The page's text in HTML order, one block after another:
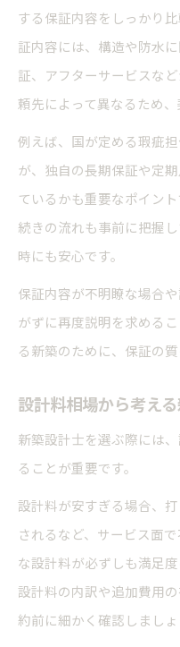
する保証内容をしっかり
証内容には、構造や防水
証、アフターサービスな
頼先によって異なるため
例えば、国が定める瑕疵
が、独自の長期保証や定
ているかも重要なポイン
続きの流れも事前に把握
時にも安心です。
保証内容が不明瞭な場合
がずに再度説明を求める
る新築のために、保証の
設計料相場から考え
新築設計士を選ぶ際には
ることが重要です。
設計料が安すぎる場合、
されるなど、サービス面
な設計料が必ずしも満足
設計料の内訳や追加費用
約前に細かく確認しましょ